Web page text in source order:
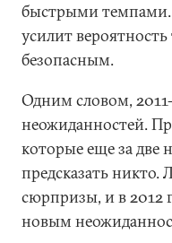
быстрыми темпами.
усилит вероятность
безопасным.
Одним словом,
неожиданностей.
которые еще за две
предсказать никто.
сюрпризы, и в 2012
новым